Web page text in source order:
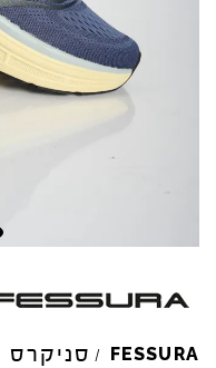
FESSURA
/ סניקרס